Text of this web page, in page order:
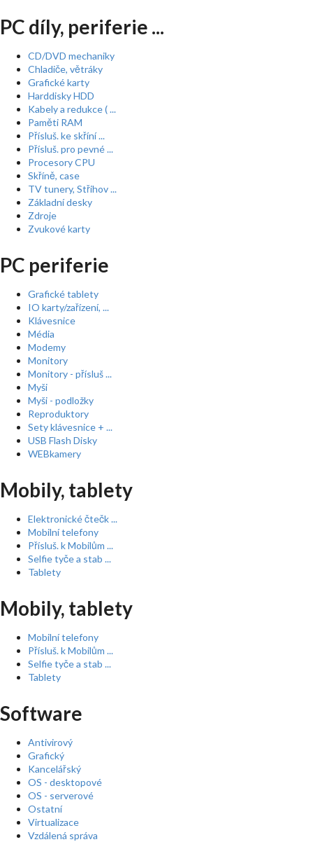
PC díly, periferie ...
CD/DVD mechaniky
Chladiče, větráky
Grafické karty
Harddisky HDD
Kabely a redukce ( ...
Paměti RAM
Přísluš. ke skříní ...
Přísluš. pro pevné ...
Procesory CPU
Skříně, case
TV tunery, Střihov ...
Základní desky
Zdroje
Zvukové karty
PC periferie
Grafické tablety
IO karty/zařízení, ...
Klávesnice
Média
Modemy
Monitory
Monitory - přísluš ...
Myši
Myši - podložky
Reproduktory
Sety klávesnice + ...
USB Flash Disky
WEBkamery
Mobily, tablety
Elektronické čtečk ...
Mobilní telefony
Přísluš. k Mobilům ...
Selfie tyče a stab ...
Tablety
Mobily, tablety
Mobilní telefony
Přísluš. k Mobilům ...
Selfie tyče a stab ...
Tablety
Software
Antivirový
Grafický
Kancelářský
OS - desktopové
OS - serverové
Ostatní
Virtualizace
Vzdálená správa